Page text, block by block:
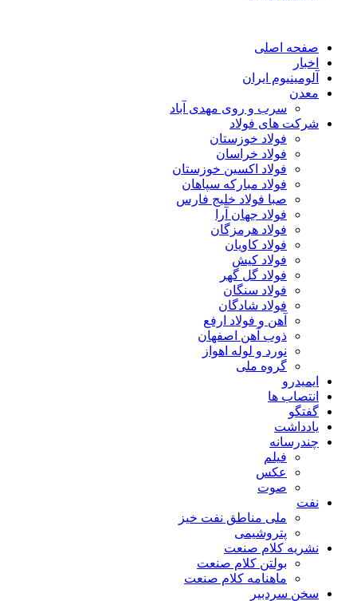
صفحه اصلی
اخبار
آلومینیوم ایران
معدن
سرب و روی مهدی آباد
شرکت های فولاد
فولاد خوزستان
فولاد خراسان
فولاد اکسین خوزستان
فولاد مبارکه سپاهان
صبا فولاد خلیج فارس
فولاد جهان آرا
فولاد هرمزگان
فولاد کاویان
فولاد کیش
فولاد گل گهر
فولاد سنگان
فولاد شادگان
آهن و فولاد ارفع
ذوب آهن اصفهان
نورد و لوله اهواز
گروه ملی
ایمیدرو
انتصاب ها
گفتگو
یادداشت
چندرسانه
فیلم
عکس
صوت
نفت
ملی مناطق نفت خیز
پتروشیمی
نشریه کلام صنعت
بولتن کلام صنعت
ماهنامه کلام صنعت
سخن سردبیر